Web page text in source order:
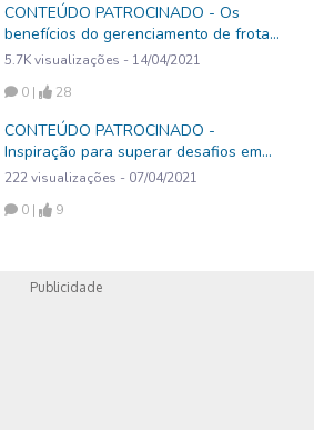
CONTEÚDO PATROCINADO - Os
benefícios do gerenciamento de frotas
para as empresas
5.7K visualizações - 14/04/2021
0 |
28
CONTEÚDO PATROCINADO -
Inspiração para superar desafios em
2021
222 visualizações - 07/04/2021
0 |
9
Publicidade